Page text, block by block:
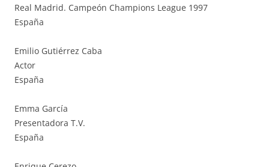
Real Madrid. Campeón Champions League 1997
España
Emilio Gutiérrez Caba
Actor
España
Emma García
Presentadora T.V.
España